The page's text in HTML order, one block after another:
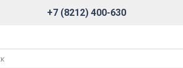
+7 (8212) 400-630